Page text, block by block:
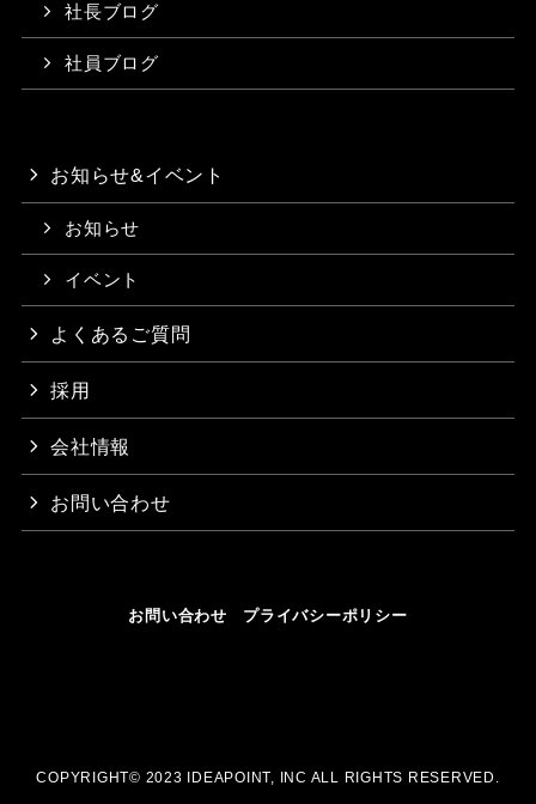
社長ブログ
社員ブログ
お知らせ&イベント
お知らせ
イベント
よくあるご質問
採用
会社情報
お問い合わせ
お問い合わせ プライバシーポリシー
COPYRIGHT© 2023 IDEAPOINT, INC ALL RIGHTS RESERVED.